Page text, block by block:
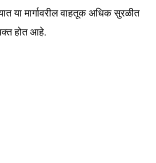
या मार्गावरील वाहतूक अधिक सुरळीत
होत आहे.